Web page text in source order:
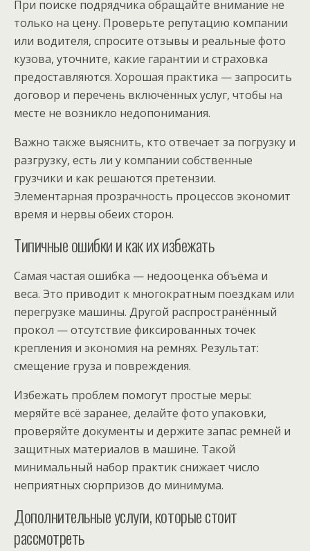
При поиске подрядчика обращайте внимание не
только на цену. Проверьте репутацию компании
или водителя, спросите отзывы и реальные фото
кузова, уточните, какие гарантии и страховка
предоставляются. Хорошая практика — запросить
договор и перечень включённых услуг, чтобы на
месте не возникло недопонимания.
Важно также выяснить, кто отвечает за погрузку и
разгрузку, есть ли у компании собственные
грузчики и как решаются претензии.
Элементарная прозрачность процессов экономит
время и нервы обеих сторон.
Типичные ошибки и как их избежать
Самая частая ошибка — недооценка объёма и
веса. Это приводит к многократным поездкам или
перегрузке машины. Другой распространённый
прокол — отсутствие фиксированных точек
крепления и экономия на ремнях. Результат:
смещение груза и повреждения.
Избежать проблем помогут простые меры:
меряйте всё заранее, делайте фото упаковки,
проверяйте документы и держите запас ремней и
защитных материалов в машине. Такой
минимальный набор практик снижает число
неприятных сюрпризов до минимума.
Дополнительные услуги, которые стоит
рассмотреть